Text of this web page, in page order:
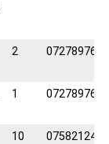
2 0727897625
1 0727897625
10 0758212400